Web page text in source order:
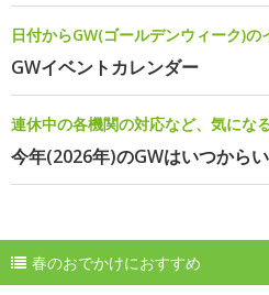
日付からGW(ゴールデンウィーク)の
GWイベントカレンダー
連休中の各機関の対応など、気にな
今年(2026年)のGWはいつから
春のおでかけにおすすめ